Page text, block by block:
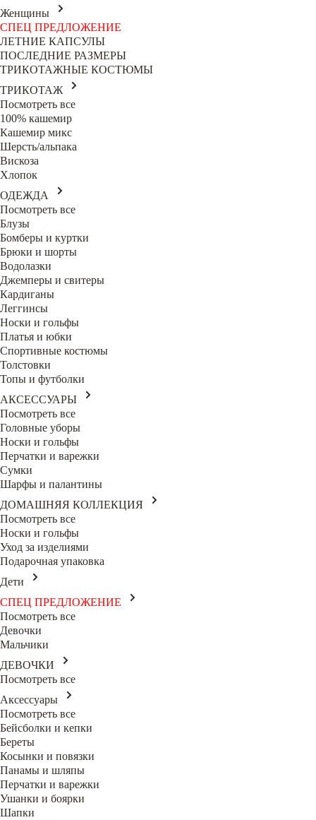
Женщины
СПЕЦ ПРЕДЛОЖЕНИЕ
ЛЕТНИЕ КАПСУЛЫ
ПОСЛЕДНИЕ РАЗМЕРЫ
ТРИКОТАЖНЫЕ КОСТЮМЫ
ТРИКОТАЖ
Посмотреть все
100% кашемир
Кашемир микс
Шерсть/альпака
Вискоза
Хлопок
ОДЕЖДА
Посмотреть все
Блузы
Бомберы и куртки
Брюки и шорты
Водолазки
Джемперы и свитеры
Кардиганы
Леггинсы
Носки и гольфы
Платья и юбки
Спортивные костюмы
Толстовки
Топы и футболки
АКСЕССУАРЫ
Посмотреть все
Головные уборы
Носки и гольфы
Перчатки и варежки
Сумки
Шарфы и палантины
ДОМАШНЯЯ КОЛЛЕКЦИЯ
Посмотреть все
Носки и гольфы
Уход за изделиями
Подарочная упаковка
Дети
СПЕЦ ПРЕДЛОЖЕНИЕ
Посмотреть все
Девочки
Мальчики
ДЕВОЧКИ
Посмотреть все
Аксессуары
Посмотреть все
Бейсболки и кепки
Береты
Косынки и повязки
Панамы и шляпы
Перчатки и варежки
Ушанки и боярки
Шапки